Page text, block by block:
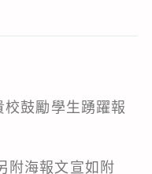
鼓勵學生踴躍報
附海報文宣如附